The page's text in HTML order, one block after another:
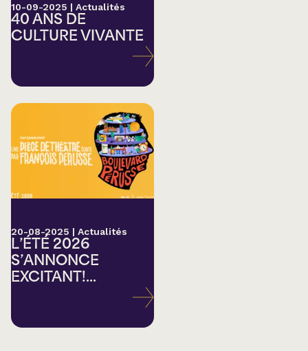
10-09-2025 | Actualités
40 ANS DE
CULTURE VIVANTE
20-08-2025 | Actualités
L’ÉTÉ 2026
S’ANNONCE
EXCITANT!...